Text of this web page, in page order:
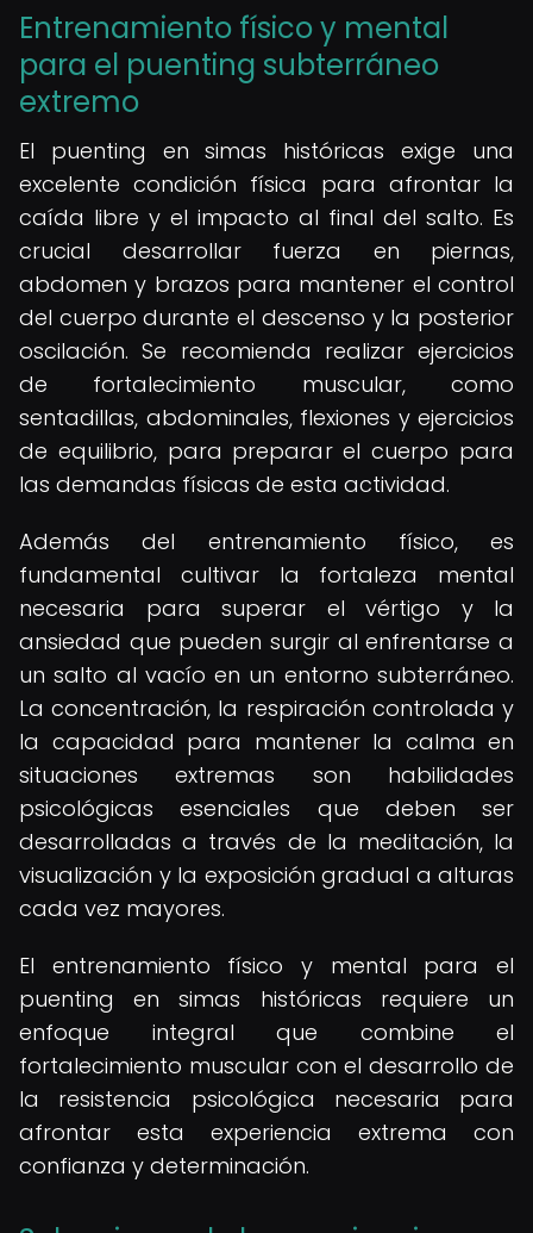
Entrenamiento físico y mental
para el puenting subterráneo
extremo
El puenting en simas históricas exige una
excelente condición física para afrontar la
caída libre y el impacto al final del salto. Es
crucial desarrollar fuerza en piernas,
abdomen y brazos para mantener el control
del cuerpo durante el descenso y la posterior
oscilación. Se recomienda realizar ejercicios
de fortalecimiento muscular, como
sentadillas, abdominales, flexiones y ejercicios
de equilibrio, para preparar el cuerpo para
las demandas físicas de esta actividad.
Además del entrenamiento físico, es
fundamental cultivar la fortaleza mental
necesaria para superar el vértigo y la
ansiedad que pueden surgir al enfrentarse a
un salto al vacío en un entorno subterráneo.
La concentración, la respiración controlada y
la capacidad para mantener la calma en
situaciones extremas son habilidades
psicológicas esenciales que deben ser
desarrolladas a través de la meditación, la
visualización y la exposición gradual a alturas
cada vez mayores.
El entrenamiento físico y mental para el
puenting en simas históricas requiere un
enfoque integral que combine el
fortalecimiento muscular con el desarrollo de
la resistencia psicológica necesaria para
afrontar esta experiencia extrema con
confianza y determinación.